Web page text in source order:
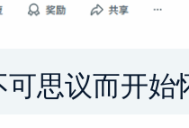
思议而开